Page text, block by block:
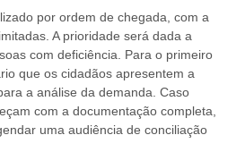
por ordem de chegada, com a
A prioridade será dada a
com deficiência. Para o primeiro
que os cidadãos apresentem a
a análise da demanda. Caso
com a documentação completa,
uma audiência de conciliação